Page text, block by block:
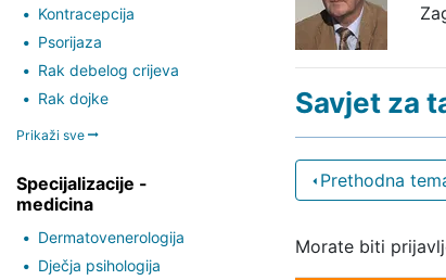
Kontracepcija
Psorijaza
Rak debelog crijeva
Rak dojke
Prikaži sve
Specijalizacije -
medicina
Dermatovenerologija
Dječja psihologija
Savjet za
Prethodna
Morate biti